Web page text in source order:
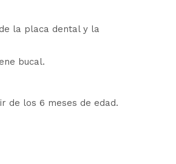
la placa dental y la
bucal.
de los 6 meses de edad.